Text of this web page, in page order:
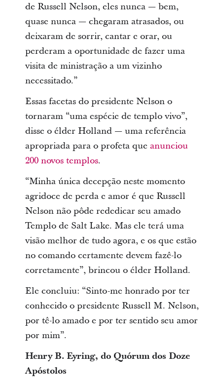
de Russell Nelson, eles nunca — bem,
quase nunca — chegaram atrasados, ou
deixaram de sorrir, cantar e orar, ou
perderam a oportunidade de fazer uma
visita de ministração a um vizinho
necessitado.”
Essas facetas do presidente Nelson o
tornaram “uma espécie de templo vivo”,
disse o élder Holland — uma referência
apropriada para o profeta que anunciou
200 novos templos.
“Minha única decepção neste momento
agridoce de perda e amor é que Russell
Nelson não pôde rededicar seu amado
Templo de Salt Lake. Mas ele terá uma
visão melhor de tudo agora, e os que estão
no comando certamente devem fazê-lo
corretamente”, brincou o élder Holland.
Ele concluiu: “Sinto-me honrado por ter
conhecido o presidente Russell M. Nelson,
por tê-lo amado e por ter sentido seu amor
por mim”.
Henry B. Eyring, do Quórum dos Doze
Apóstolos